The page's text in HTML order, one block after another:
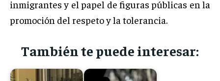
inmigrantes y el papel de figuras públicas en la
promoción del respeto y la tolerancia.
También te puede interesar: